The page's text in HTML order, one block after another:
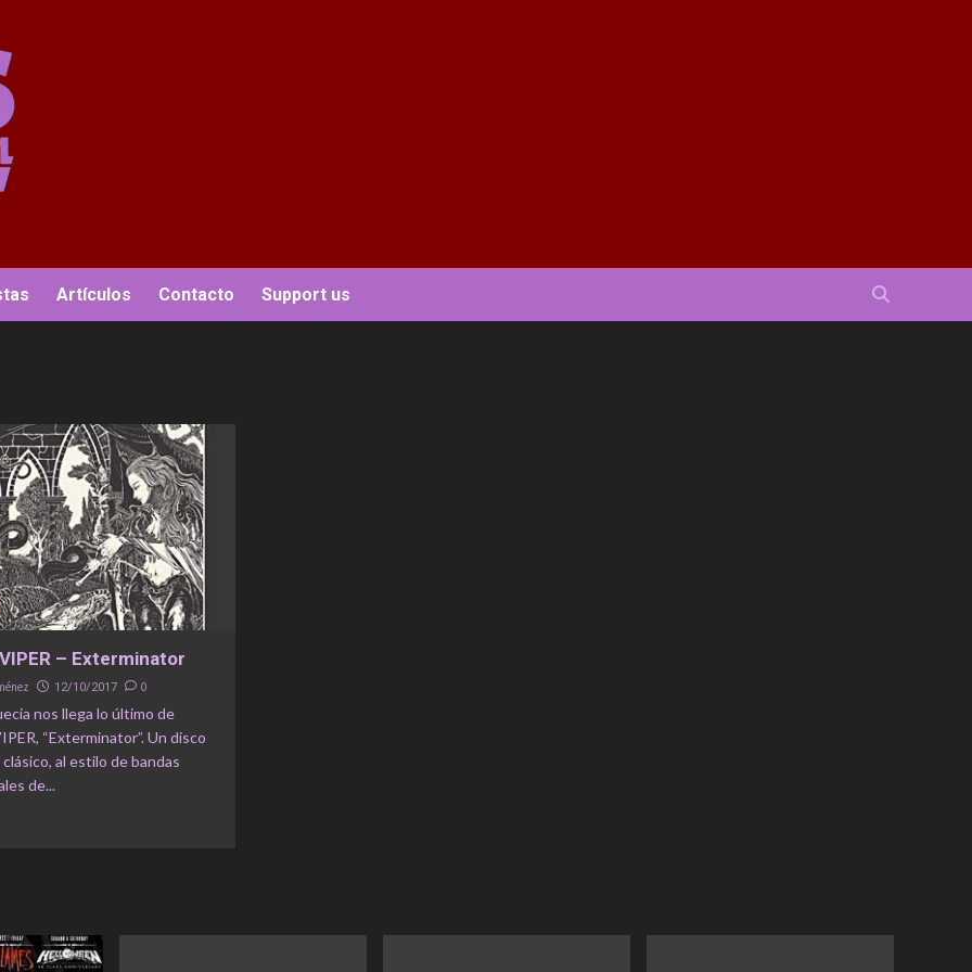
Artículos Contacto Support us
– Exterminator
12/10/2017 0
nos llega lo último de
“Exterminator”. Un disco
al estilo de bandas
de...